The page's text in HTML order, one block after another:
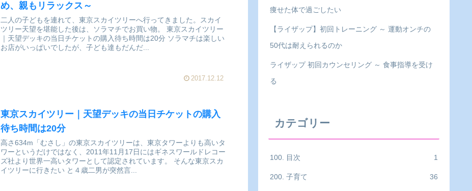
め、親もリラックス～
二人の子どもを連れて、東京スカイツリーへ行ってきました。スカイ
ツリー天望を堪能した後は、ソラマチでお買い物。 東京スカイツリー
｜天望デッキの当日チケットの購入待ち時間は20分 ソラマチは楽しい
お店がいっぱいでしたが、子ども達もだんだ...
2017.12.12
東京スカイツリー｜天望デッキの当日チケットの購入
待ち時間は20分
高さ634m「むさし」の東京スカイツリーは、東京タワーよりも高いタ
ワーというだけではなく、2011年11月17日にはギネスワールドレコー
ズ社より世界一高いタワーとして認定されています。 そんな東京スカ
イツリーに行きたい と４歳二男が突然言...
痩せた体で過ごしたい
【ライザップ】初回トレーニング ～ 運動オンチの
50代は耐えられるのか
ライザップ 初回カウンセリング ～ 食事指導を受け
る
カテゴリー
100. 目次 1
200. 子育て 36